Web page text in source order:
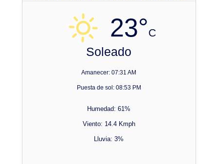
23°C
Soleado
Amanecer: 07:31 AM
Puesta de sol: 08:53 PM
Humedad: 61%
Viento: 14.4 Kmph
Lluvia: 3%